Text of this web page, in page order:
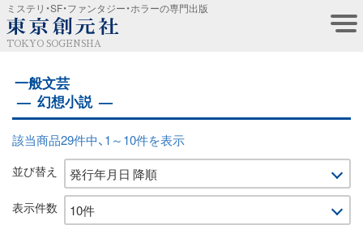
ミステリ・SF・ファンタジー・ホラーの専門出版
TOKYO SOGENSHA
一般文芸
幻想小説
該当商品29件中、1～10件を表示
並び替え
表示件数